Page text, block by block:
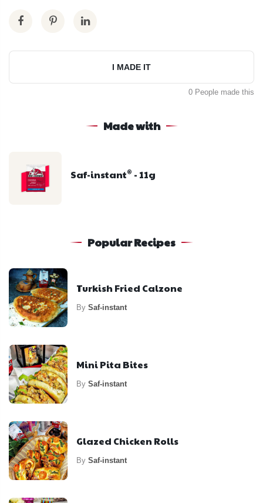
I MADE IT
0 People made this
Made with
Saf-instant® - 11g
Popular Recipes
Turkish Fried Calzone
By Saf-instant
Mini Pita Bites
By Saf-instant
Glazed Chicken Rolls
By Saf-instant